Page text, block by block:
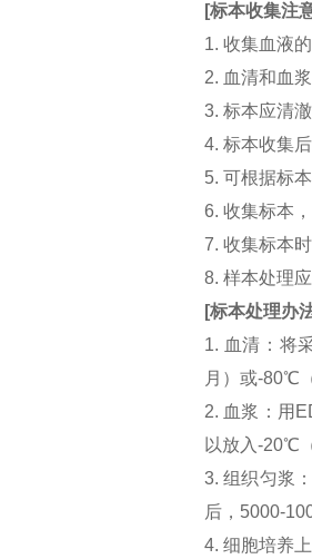
[标本收集注
1. 收集血液
2. 血清和血
3. 标本应清
4. 标本收集
5. 可根据标
6. 收集标本
7. 收集标本
8. 样本处理
[标本处理办
1. 血清：将
月）或-80℃
2. 血浆：用
以放入-20℃
3. 组织匀浆
后，5000-
4. 细胞培养